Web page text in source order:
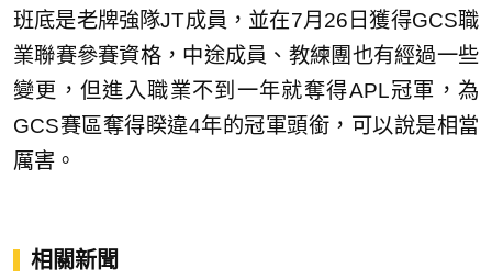
班底是老牌強隊JT成員，並在7月26日獲得GCS職
業聯賽參賽資格，中途成員、教練團也有經過一些
變更，但進入職業不到一年就奪得APL冠軍，為
GCS賽區奪得睽違4年的冠軍頭銜，可以說是相當
厲害。
相關新聞